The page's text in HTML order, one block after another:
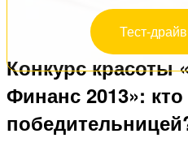
Тест-
Конкурс красоты
Финанс 2013»: кто